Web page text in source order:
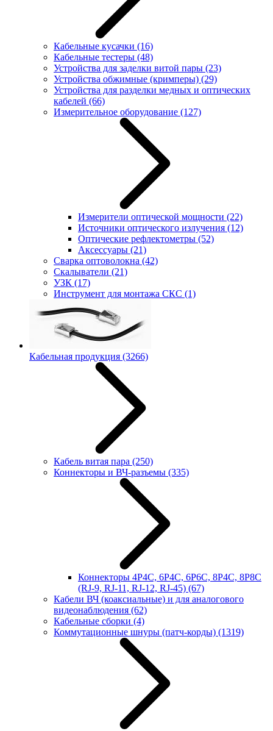
Кабельные кусачки (16)
Кабельные тестеры (48)
Устройства для заделки витой пары (23)
Устройства обжимные (кримперы) (29)
Устройства для разделки медных и оптических
кабелей (66)
Измерительное оборудование (127)
Измерители оптической мощности (22)
Источники оптического излучения (12)
Оптические рефлектометры (52)
Аксессуары (21)
Сварка оптоволокна (42)
Скалыватели (21)
УЗК (17)
Инструмент для монтажа СКС (1)
Кабельная продукция (3266)
Кабель витая пара (250)
Коннекторы и ВЧ-разъемы (335)
Коннекторы 4P4C, 6P4C, 6P6C, 8P4C, 8P8C
(RJ-9, RJ-11, RJ-12, RJ-45) (67)
Кабели ВЧ (коаксиальные) и для аналогового
видеонаблюдения (62)
Кабельные сборки (4)
Коммутационные шнуры (патч-корды) (1319)